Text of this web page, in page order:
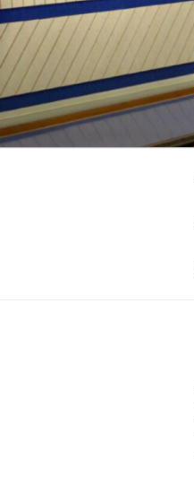
Zum
Inhalt
springen